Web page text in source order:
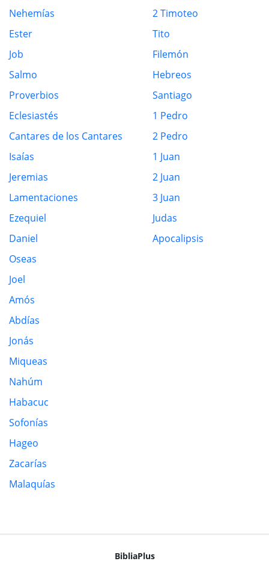
Nehemías
Ester
Job
Salmo
Proverbios
Eclesiastés
Cantares de los Cantares
Isaías
Jeremias
Lamentaciones
Ezequiel
Daniel
Oseas
Joel
Amós
Abdías
Jonás
Miqueas
Nahúm
Habacuc
Sofonías
Hageo
Zacarías
Malaquías
2 Timoteo
Tito
Filemón
Hebreos
Santiago
1 Pedro
2 Pedro
1 Juan
2 Juan
3 Juan
Judas
Apocalipsis
BibliaPlus